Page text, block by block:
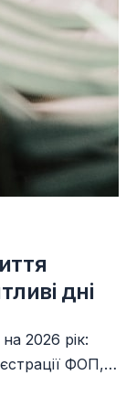
дні
2026 рік:
ФОП,